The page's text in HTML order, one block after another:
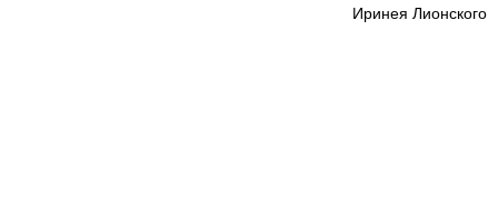
Иринея Лионского